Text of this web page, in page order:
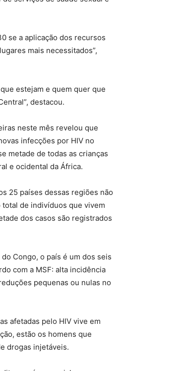
se a aplicação dos recursos
mais necessitados”,
estejam e quem quer que
destacou.
neste mês revelou que
infecções por HIV no
metade de todas as crianças
e ocidental da África.
25 países dessas regiões não
total de indivíduos que vivem
dos casos são registrados
Congo, o país é um dos seis
com a MSF: alta incidência
pequenas ou nulas no
afetadas pelo HIV vive em
estão os homens que
drogas injetáveis.